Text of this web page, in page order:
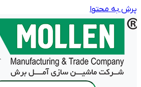
پرش به محتوا